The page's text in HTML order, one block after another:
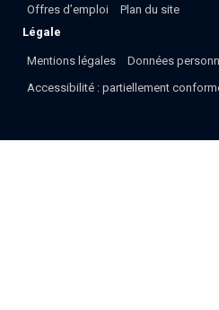
Offres d’emploi
Plan du site
Légale
Mentions légales
Données
Accessibilité : partiellement